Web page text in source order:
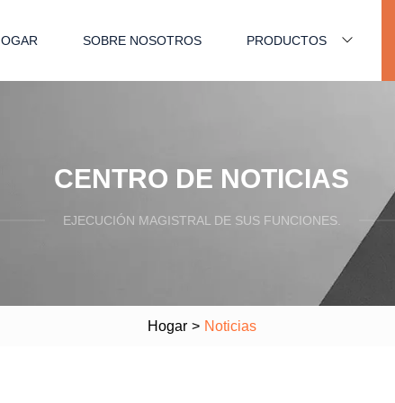
SOBRE NOSOTROS PRODUCTOS
CENTRO DE NOTICIAS
EJECUCIÓN MAGISTRAL DE SUS FUNCIONES.
Hogar > Noticias